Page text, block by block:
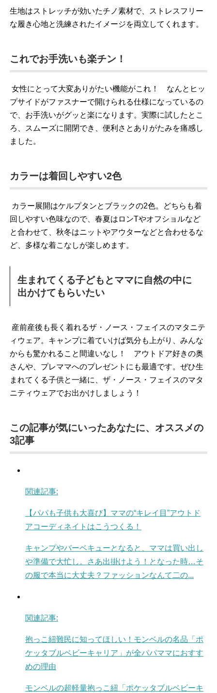
生地はストレッチが効いたチノ素材で、ストレスフリー
な履き心地と洗練されたイメージを両立してくれます。
これでお手洗いも楽チン！
女性にとって大変ありがたい機能がこれ！ なんとヒッ
プサイドがファスナーで開けられる仕様になっているの
で、お手洗いがグッと楽になります。実際に試したとこ
ろ、スムーズに開閉でき、便利さとありがたみを痛感し
ました。
カラーは着回しやすい2色
カラー展開はケルプタンとブラックの2色。どちらも着
回しやすい色味なので、春夏はロンTやオフショルなど
と合わせて、秋冬はニットやアウターなどと合わせるな
ど、多様な着こなしが楽しめます。
生まれてくる子どもとママに自然の中に
出かけてもらいたい
産前産後も長く着れるザ・ノース・フェイスのマタニテ
ィウェア。キャンプに着ていけば気分も上がり、みんな
からも驚かれること間違いなし！ アウトドア好きの奥
さんや、プレママへのプレゼントにも最適です。ぜひ生
まれてくる子供と一緒に、ザ・ノース・フェイスのマタ
ニティウェアでお出かけしましょう！
この記事が気にいったあなたに、オススメの
3記事
関連記事:
【パパも子供も大喜び】ママの“キレイ目”アウトド
アコーディネイトはこうつくる！
キャンプやバーベキューとなると、ママは買い出し
や準備で大忙し。さあ出掛けよう！となった時…そ
の服で本当に大丈夫？ファッションなんて二の...
関連記事:
抱っこ紐難民に知ってほしい！モンベルの名品「ポ
ケッタブルベビーキャリア」が全パパママにおすす
めの理由
モンベルの超軽量抱っこ紐「ポケッタブルベビーキ